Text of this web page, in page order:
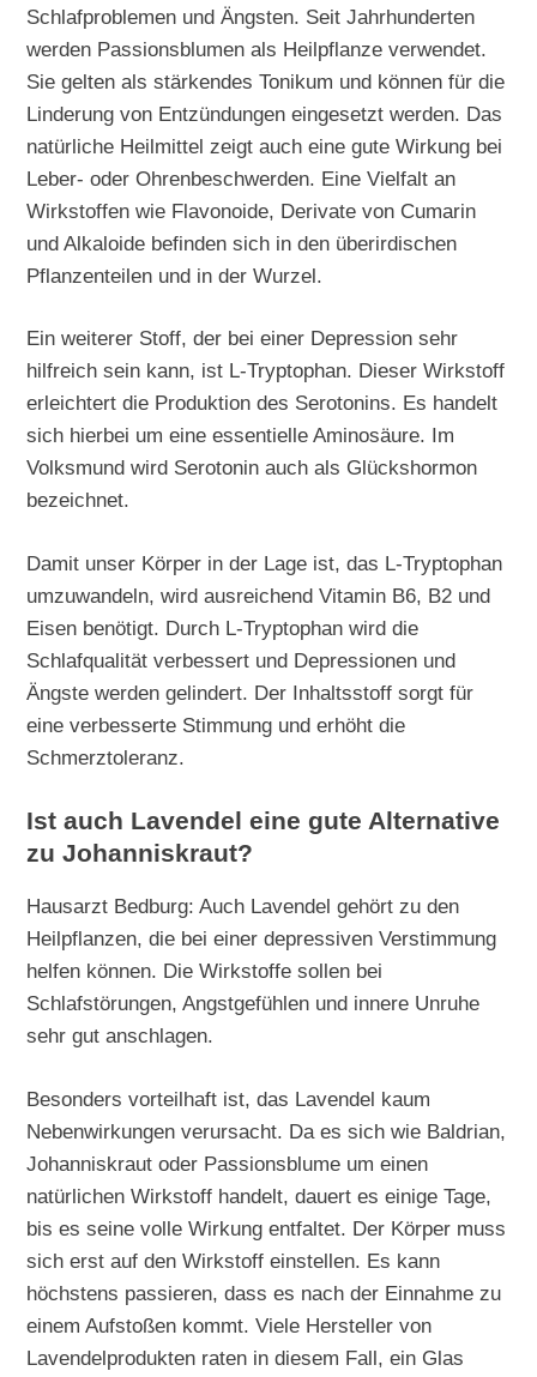
Schlafproblemen und Ängsten. Seit Jahrhunderten
werden Passionsblumen als Heilpflanze verwendet.
Sie gelten als stärkendes Tonikum und können für die
Linderung von Entzündungen eingesetzt werden. Das
natürliche Heilmittel zeigt auch eine gute Wirkung bei
Leber- oder Ohrenbeschwerden. Eine Vielfalt an
Wirkstoffen wie Flavonoide, Derivate von Cumarin
und Alkaloide befinden sich in den überirdischen
Pflanzenteilen und in der Wurzel.
Ein weiterer Stoff, der bei einer Depression sehr
hilfreich sein kann, ist L-Tryptophan. Dieser Wirkstoff
erleichtert die Produktion des Serotonins. Es handelt
sich hierbei um eine essentielle Aminosäure. Im
Volksmund wird Serotonin auch als Glückshormon
bezeichnet.
Damit unser Körper in der Lage ist, das L-Tryptophan
umzuwandeln, wird ausreichend Vitamin B6, B2 und
Eisen benötigt. Durch L-Tryptophan wird die
Schlafqualität verbessert und Depressionen und
Ängste werden gelindert. Der Inhaltsstoff sorgt für
eine verbesserte Stimmung und erhöht die
Schmerztoleranz.
Ist auch Lavendel eine gute Alternative
zu Johanniskraut?
Hausarzt Bedburg: Auch Lavendel gehört zu den
Heilpflanzen, die bei einer depressiven Verstimmung
helfen können. Die Wirkstoffe sollen bei
Schlafstörungen, Angstgefühlen und innere Unruhe
sehr gut anschlagen.
Besonders vorteilhaft ist, das Lavendel kaum
Nebenwirkungen verursacht. Da es sich wie Baldrian,
Johanniskraut oder Passionsblume um einen
natürlichen Wirkstoff handelt, dauert es einige Tage,
bis es seine volle Wirkung entfaltet. Der Körper muss
sich erst auf den Wirkstoff einstellen. Es kann
höchstens passieren, dass es nach der Einnahme zu
einem Aufstoßen kommt. Viele Hersteller von
Lavendelprodukten raten in diesem Fall, ein Glas